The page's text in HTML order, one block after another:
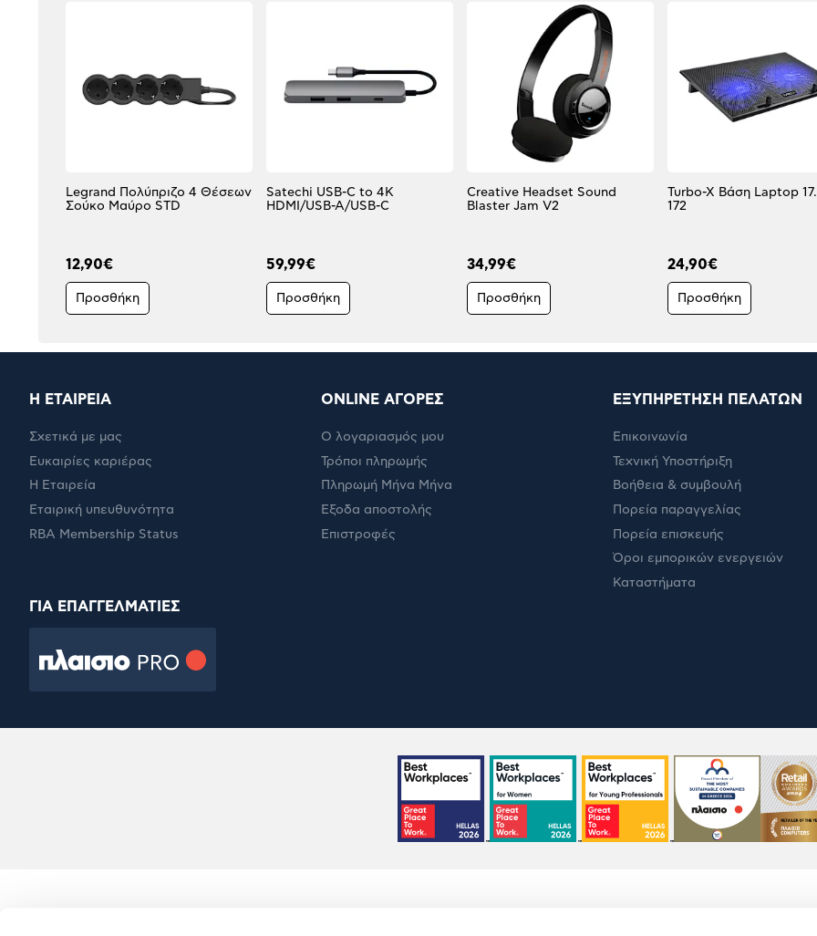
Legrand Πολύπριζο 4 Θέσεων
Σούκο Μαύρο STD
12,90€
Προσθήκη
Satechi USB-C to 4K
HDMI/USB-A/USB-C
59,99€
Προσθήκη
Creative Headset Sound
Blaster Jam V2
34,99€
Προσθήκη
Turbo-X Βάση Laptop
172
24,90€
Προσθήκη
Η ΕΤΑΙΡΕΙΑ
Σχετικά με μας
Ευκαιρίες καριέρας
Η Εταιρεία
Εταιρική υπευθυνότητα
RBA Membership Status
ONLINE ΑΓΟΡΕΣ
Ο λογαριασμός μου
Τρόποι πληρωμής
Πληρωμή Μήνα Μήνα
Έξοδα αποστολής
Επιστροφές
ΕΞΥΠΗΡΕΤΗΣΗ ΠΕΛΑΤΩΝ
Επικοινωνία
Τεχνική Υποστήριξη
Βοήθεια & συμβουλή
Πορεία παραγγελίας
Πορεία επισκευής
Όροι εμπορικών ενεργειών
Καταστήματα
ΓΙΑ ΕΠΑΓΓΕΛΜΑΤΙΕΣ